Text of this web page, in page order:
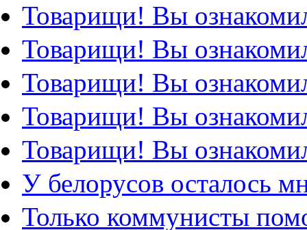
Товарищи! Вы
Товарищи! Вы
Товарищи! Вы
Товарищи! Вы
Товарищи! Вы
У белорусов осталось
Только коммунисты